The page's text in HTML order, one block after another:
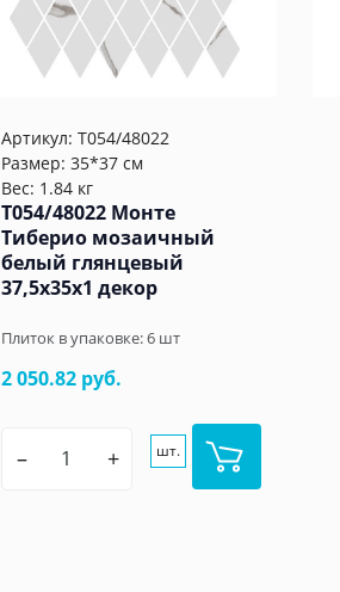
Артикул: T054/48022
Размер: 35*37 см
Вес: 1.84 кг
T054/48022 Монте
Тиберио мозаичный
белый глянцевый
37,5x35x1 декор
Плиток в упаковке:6 шт
2 050.82 руб.
– + шт.